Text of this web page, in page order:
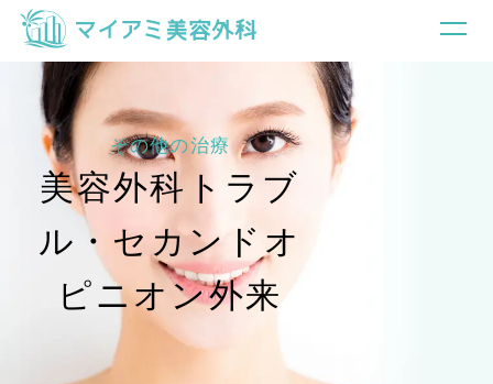
その他の治療
美容外科トラブ
ル・セカンドオ
ピニオン外来